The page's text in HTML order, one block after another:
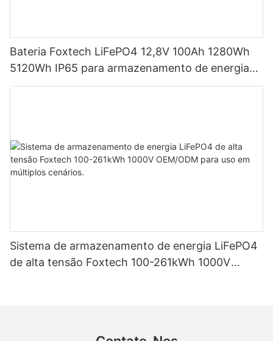
Bateria Foxtech LiFePO4 12,8V 100Ah 1280Wh
5120Wh IP65 para armazenamento de energia
em sistemas solares residenciais.
Sistema de armazenamento de energia LiFePO4
de alta tensão Foxtech 100-261kWh 1000V